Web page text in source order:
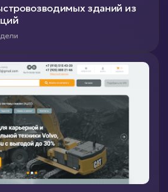
зданий из